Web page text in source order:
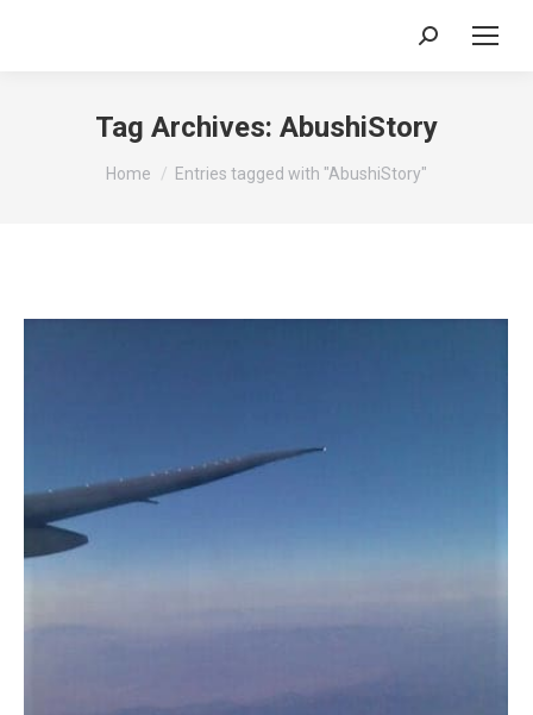
Search:
Tag Archives: AbushiStory
You are here:
Home Entries tagged with "AbushiStory"